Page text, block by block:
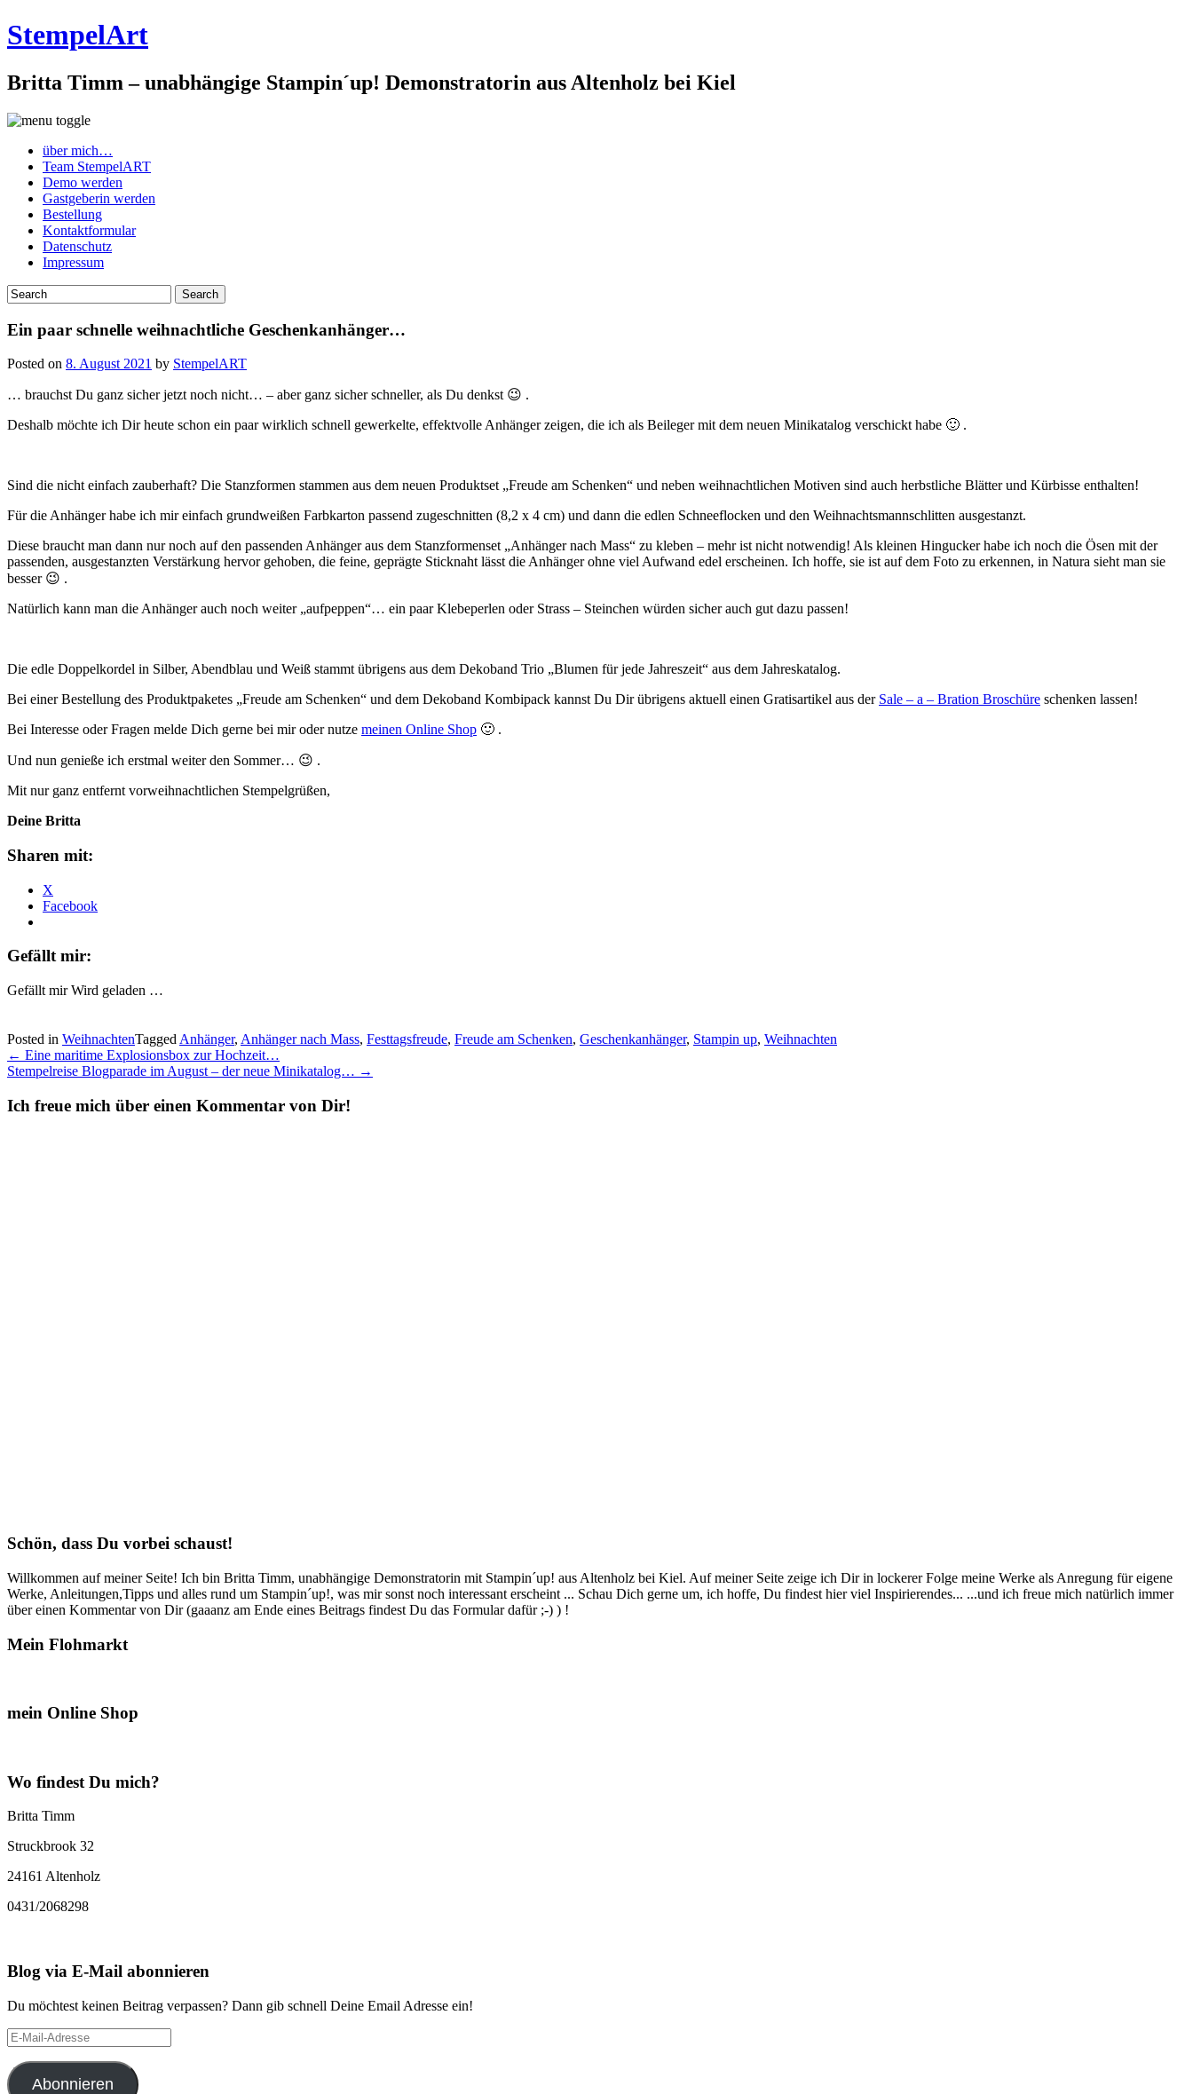
StempelArt
Britta Timm – unabhängige Stampin´up! Demonstratorin aus Altenholz bei Kiel
über mich…
Team StempelART
Demo werden
Gastgeberin werden
Bestellung
Kontaktformular
Datenschutz
Impressum
Ein paar schnelle weihnachtliche Geschenkanhänger…
Posted on 8. August 2021 by StempelART
… brauchst Du ganz sicher jetzt noch nicht… – aber ganz sicher schneller, als Du denkst 😉 .
Deshalb möchte ich Dir heute schon ein paar wirklich schnell gewerkelte, effektvolle Anhänger zeigen, die ich als Beileger mit dem neuen Minikatalog verschickt habe 🙂 .
Sind die nicht einfach zauberhaft? Die Stanzformen stammen aus dem neuen Produktset „Freude am Schenken“ und neben weihnachtlichen Motiven sind auch herbstliche Blätter und Kürbisse enthalten!
Für die Anhänger habe ich mir einfach grundweißen Farbkarton passend zugeschnitten (8,2 x 4 cm) und dann die edlen Schneeflocken und den Weihnachtsmannschlitten ausgestanzt.
Diese braucht man dann nur noch auf den passenden Anhänger aus dem Stanzformenset „Anhänger nach Mass“ zu kleben – mehr ist nicht notwendig! Als kleinen Hingucker habe ich noch die Ösen mit der
passenden, ausgestanzten Verstärkung hervor gehoben, die feine, geprägte Sticknaht lässt die Anhänger ohne viel Aufwand edel erscheinen. Ich hoffe, sie ist auf dem Foto zu erkennen, in Natura sieht man sie
besser 😉 .
Natürlich kann man die Anhänger auch noch weiter „aufpeppen“… ein paar Klebeperlen oder Strass – Steinchen würden sicher auch gut dazu passen!
Die edle Doppelkordel in Silber, Abendblau und Weiß stammt übrigens aus dem Dekoband Trio „Blumen für jede Jahreszeit“ aus dem Jahreskatalog.
Bei einer Bestellung des Produktpaketes „Freude am Schenken“ und dem Dekoband Kombipack kannst Du Dir übrigens aktuell einen Gratisartikel aus der Sale – a – Bration Broschüre schenken lassen!
Bei Interesse oder Fragen melde Dich gerne bei mir oder nutze meinen Online Shop 🙂 .
Und nun genieße ich erstmal weiter den Sommer… 😉 .
Mit nur ganz entfernt vorweihnachtlichen Stempelgrüßen,
Deine Britta
Sharen mit:
X
Facebook
Gefällt mir:
Gefällt mir Wird geladen …
Posted in WeihnachtenTagged Anhänger, Anhänger nach Mass, Festtagsfreude, Freude am Schenken, Geschenkanhänger, Stampin up, Weihnachten
Post
navigation
← Eine maritime Explosionsbox zur Hochzeit…
Stempelreise Blogparade im August – der neue Minikatalog… →
Ich freue mich über einen Kommentar von Dir!
Schön, dass Du vorbei schaust!
Willkommen auf meiner Seite! Ich bin Britta Timm, unabhängige Demonstratorin mit Stampin´up! aus Altenholz bei Kiel. Auf meiner Seite zeige ich Dir in lockerer Folge meine Werke als Anregung für eigene
Werke, Anleitungen,Tipps und alles rund um Stampin´up!, was mir sonst noch interessant erscheint ... Schau Dich gerne um, ich hoffe, Du findest hier viel Inspirierendes... ...und ich freue mich natürlich immer
über einen Kommentar von Dir (gaaanz am Ende eines Beitrags findest Du das Formular dafür ;-) ) !
Mein Flohmarkt
mein Online Shop
Wo findest Du mich?
Britta Timm
Struckbrook 32
24161 Altenholz
0431/2068298
Blog via E-Mail abonnieren
Du möchtest keinen Beitrag verpassen? Dann gib schnell Deine Email Adresse ein!
E-
Mail-
Adresse
Abonnieren